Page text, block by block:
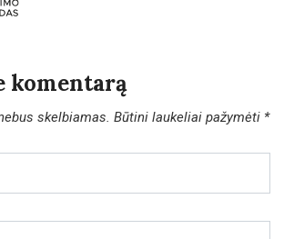
komentarą
skelbiamas. Būtini laukeliai pažymėti *